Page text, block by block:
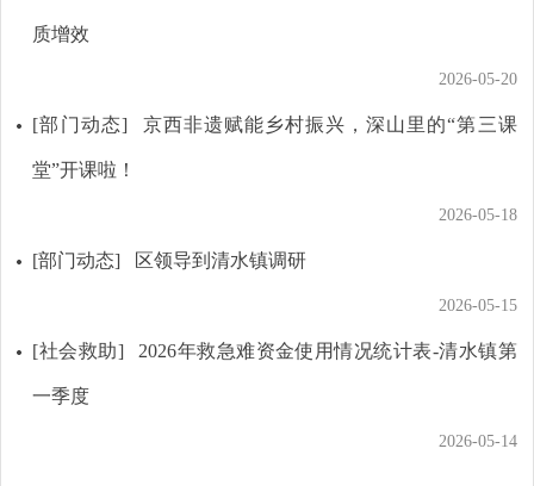
质增效
2026-05-20
[部门动态] 京西非遗赋能乡村振兴，深山里的“第三课
堂”开课啦！
2026-05-18
[部门动态] 区领导到清水镇调研
2026-05-15
[社会救助] 2026年救急难资金使用情况统计表-清水镇第
一季度
2026-05-14